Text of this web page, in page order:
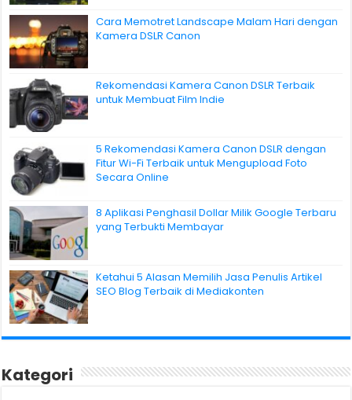
Cara Memotret Landscape Malam Hari dengan
Kamera DSLR Canon
Rekomendasi Kamera Canon DSLR Terbaik
untuk Membuat Film Indie
5 Rekomendasi Kamera Canon DSLR dengan
Fitur Wi-Fi Terbaik untuk Mengupload Foto
Secara Online
8 Aplikasi Penghasil Dollar Milik Google Terbaru
yang Terbukti Membayar
Ketahui 5 Alasan Memilih Jasa Penulis Artikel
SEO Blog Terbaik di Mediakonten
Kategori